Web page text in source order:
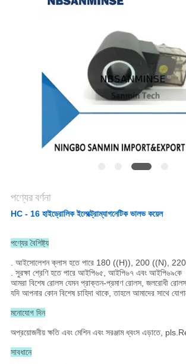
গোপনীয়তা
পণ্যের বর্ণনা
HC - 16 হাইড্রোলিক ইলেক্ট্রোম্যাগনেটিক ভালভ কয়েল
পণ্যের বৈশিষ্ট্য
. আইসোলেশন ক্লাস হতে পারে 180 ((H)), 200 ((N),
. সুরক্ষা শ্রেণি হতে পারে আইপি৬৫, আইপি৬৭ এবং আইপি৬৯কে
আমরা বিশেষ রোলস যেমন প্রাক্তন-প্রমাণ রোলস, জলরোধী রোলস
যদি আপনার কোন বিশেষ চাহিদা থাকে, তাহলে আমাদের সাথে
মনোযোগ দিন
অপ্রয়োজনীয় ক্ষতি এবং মেশিন এবং সরঞ্জাম ধ্বংস এড়াতে,
সাবধানে